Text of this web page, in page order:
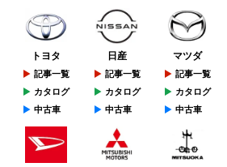
トヨタ
記事一覧
カタログ
中古車
日産
記事一覧
カタログ
中古車
マツダ
記事一覧
カタログ
中古車